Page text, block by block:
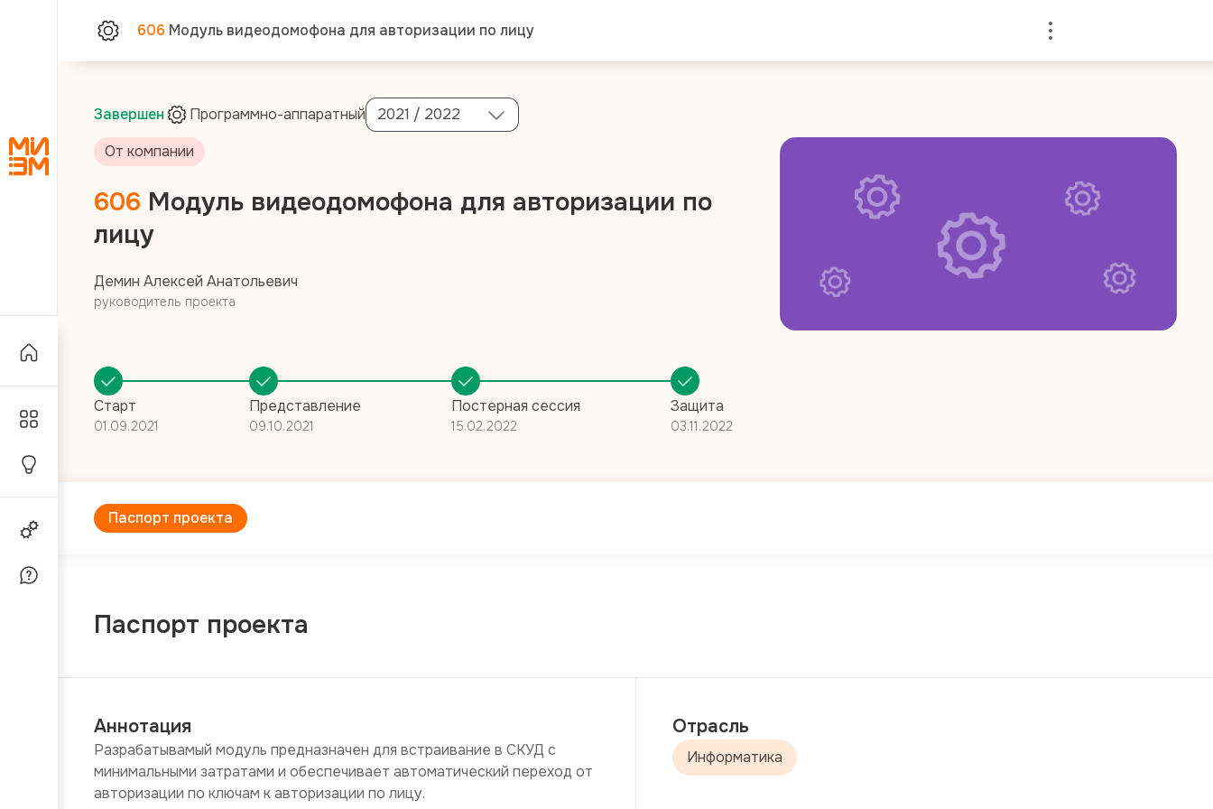
606 Модуль видеодомофона для авторизации по лицу
Завершен Программно-аппаратный
2021 / 2022
От компании
606 Модуль видеодомофона для авторизации по
лицу
Демин Алексей Анатольевич
руководитель проекта
Старт
01.09.2021
Представление
09.10.2021
Постерная сессия
15.02.2022
Защита
03.11.2022
Паспорт проекта
Паспорт проекта
Аннотация
Разрабатывамый модуль предназначен для встраивание в СКУД с
минимальными затратами и обеспечивает автоматический переход от
авторизации по ключам к авторизации по лицу.
Отрасль
Информатика